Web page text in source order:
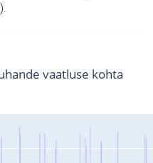
vaatluse kohta